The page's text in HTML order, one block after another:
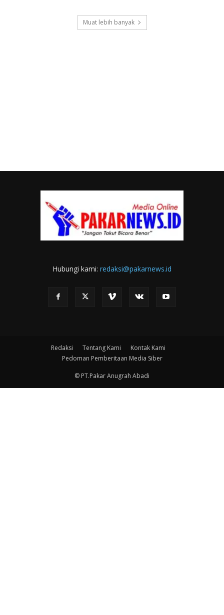
Muat lebih banyak
Hubungi kami: redaksi@pakarnews.id
Redaksi Tentang Kami
Kontak Kami
Pedoman Pemberitaan Media Siber
© PT.Pakar Anugrah Abadi